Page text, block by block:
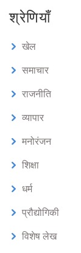
श्रेणियाँ
खेल
समाचार
राजनीति
व्यापार
मनोरंजन
शिक्षा
धर्म
प्रौद्योगिकी
विशेष लेख